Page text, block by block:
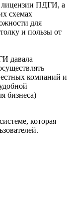
лицензии ПДГИ, а
схемах
для
и пользы от
давала
компаний и
бизнеса)
которая